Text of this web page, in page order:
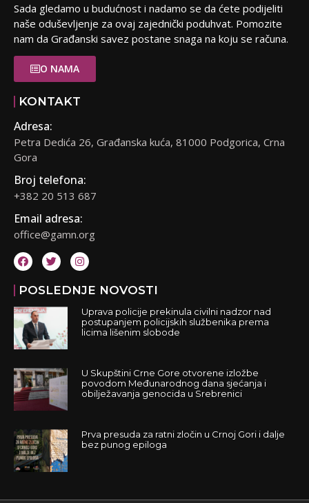
Sada gledamo u budućnost i nadamo se da ćete podijeliti
naše oduševljenje za ovaj zajednički poduhvat. Pomozite
nam da Građanski savez postane snaga na koju se računa.
O NAMA
KONTAKT
Adresa:
Petra Dedića 26, Građanska kuća, 81000 Podgorica, Crna
Gora
Broj telefona:
+382 20 513 687
Email adresa:
office@gamn.org
POSLEDNJE NOVOSTI
Uprava policije prekinula civilni nadzor nad
postupanjem policijskih službenika prema
licima lišenim slobode
U Skupštini Crne Gore otvorene izložbe
povodom Međunarodnog dana sjećanja i
obilježavanja genocida u Srebrenici
Prva presuda za ratni zločin u Crnoj Gori i dalje
bez punog epiloga